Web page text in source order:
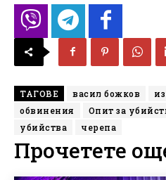
ТАГОВЕ васил божков
обвинения
Опит за
убийства
черепа
Прочетете